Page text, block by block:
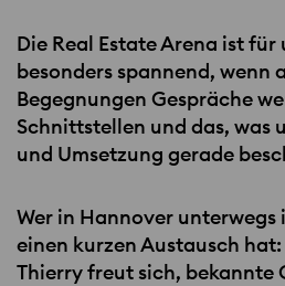
Die Real Estate Arena ist für
besonders spannend, wenn
Begegnungen Gespräche
Schnittstellen und das, was
und Umsetzung gerade
Wer in Hannover unterwegs
einen kurzen Austausch hat:
Thierry freut sich, bekannte